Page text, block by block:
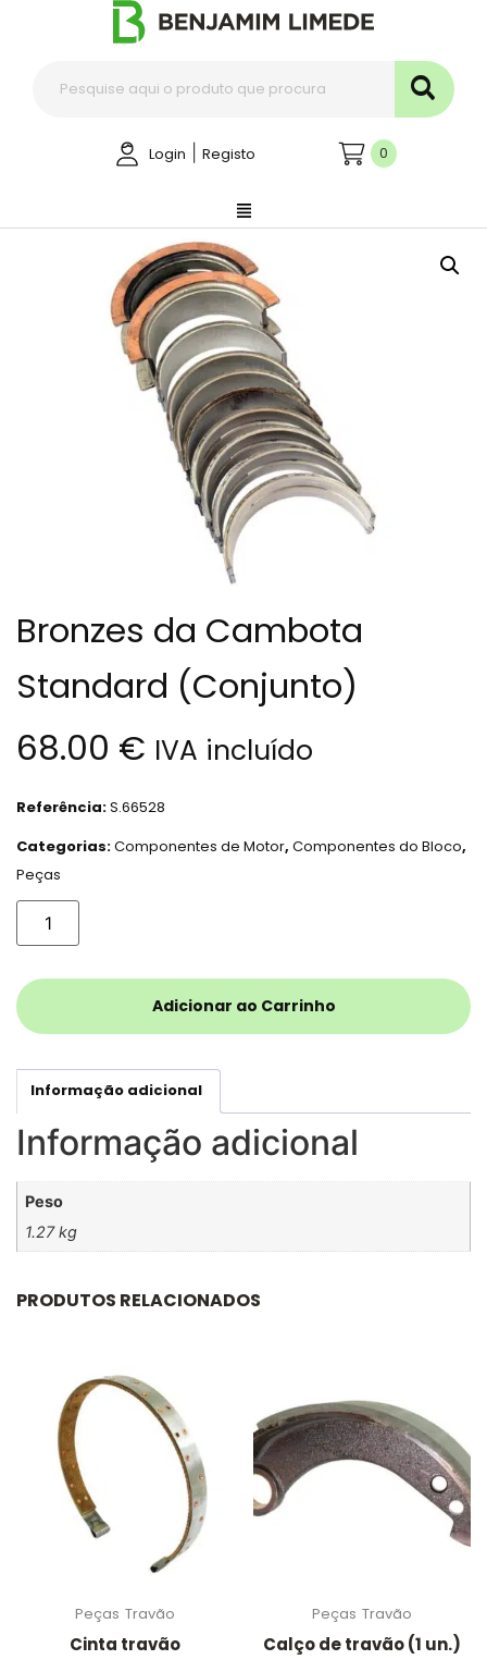
Login Registo 0
Bronzes da Cambota
Standard (Conjunto)
68.00 € IVA incluído
Referência:S.66528
Categorias:Componentes de Motor, Componentes do Bloco,
Peças
Adicionar ao Carrinho
Informação adicional
Informação adicional
Peso
1.27 kg
PRODUTOS RELACIONADOS
Peças Travão
Cinta travão
Peças Travão
Calço de travão (1 un.)